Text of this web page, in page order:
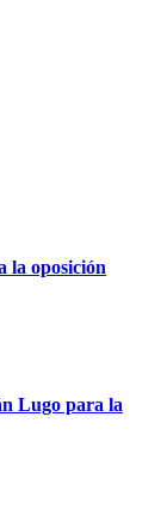
la oposición
Lugo para la